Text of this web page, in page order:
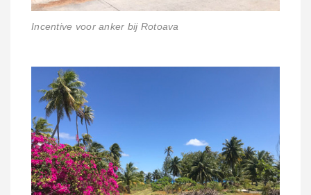
Incentive voor anker bij Rotoava